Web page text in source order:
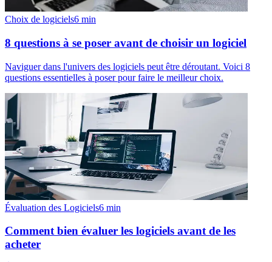
Choix de logiciels6 min
8 questions à se poser avant de choisir un logiciel
Naviguer dans l'univers des logiciels peut être déroutant. Voici 8
questions essentielles à poser pour faire le meilleur choix.
Évaluation des Logiciels6 min
Comment bien évaluer les logiciels avant de les
acheter